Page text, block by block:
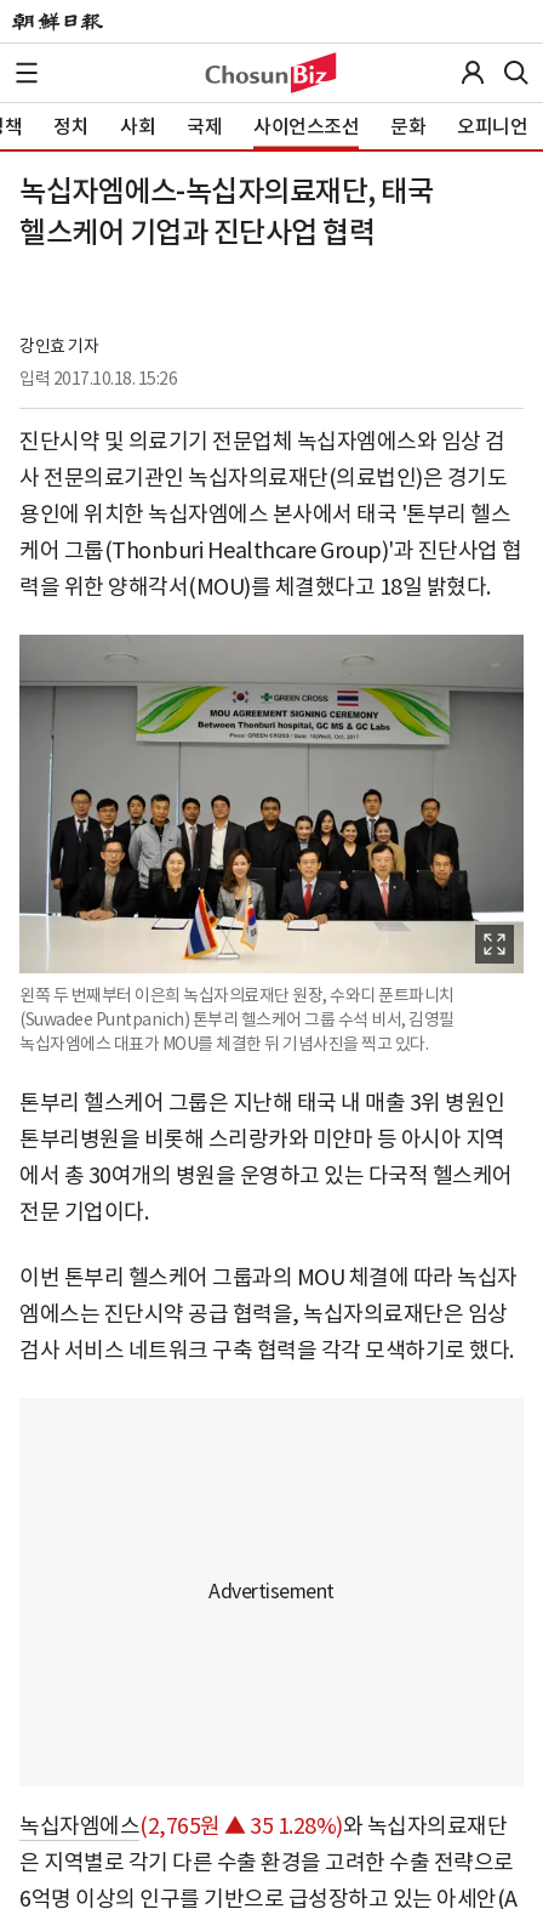
정치 사회 국제 사이언스조선 문화 오피니언
녹십자엠에스-녹십자의료재단, 태국
헬스케어 기업과 진단사업 협력
강인효 기자
입력 2017.10.18. 15:26
진단시약 및 의료기기 전문업체 녹십자엠에스와 임상 검
사 전문의료기관인 녹십자의료재단(의료법인)은 경기도
용인에 위치한 녹십자엠에스 본사에서 태국 '톤부리 헬스
케어 그룹(Thonburi Healthcare Group)'과 진단사업 협
력을 위한 양해각서(MOU)를 체결했다고 18일 밝혔다.
왼쪽 두 번째부터 이은희 녹십자의료재단 원장, 수와디 푼트파니치
(Suwadee Puntpanich) 톤부리 헬스케어 그룹 수석 비서, 김영필
녹십자엠에스 대표가 MOU를 체결한 뒤 기념사진을 찍고 있다.
톤부리 헬스케어 그룹은 지난해 태국 내 매출 3위 병원인
톤부리병원을 비롯해 스리랑카와 미얀마 등 아시아 지역
에서 총 30여개의 병원을 운영하고 있는 다국적 헬스케어
전문 기업이다.
이번 톤부리 헬스케어 그룹과의 MOU 체결에 따라 녹십자
엠에스는 진단시약 공급 협력을, 녹십자의료재단은 임상
검사 서비스 네트워크 구축 협력을 각각 모색하기로 했다.
녹십자엠에스(2,765원 ▲ 35 1.28%)와 녹십자의료재단
은 지역별로 각기 다른 수출 환경을 고려한 수출 전략으로
6억명 이상의 인구를 기반으로 급성장하고 있는 아세안(A